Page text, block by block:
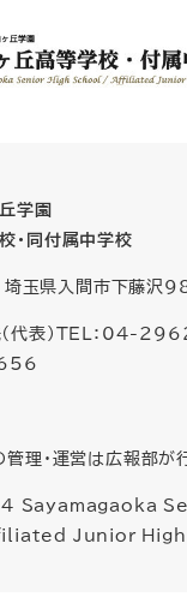
学園
・同付属中学校
玉県入間市下藤沢
（代表）TEL：04-
管理・運営は広報部が
Sayamagaoka
Junior High